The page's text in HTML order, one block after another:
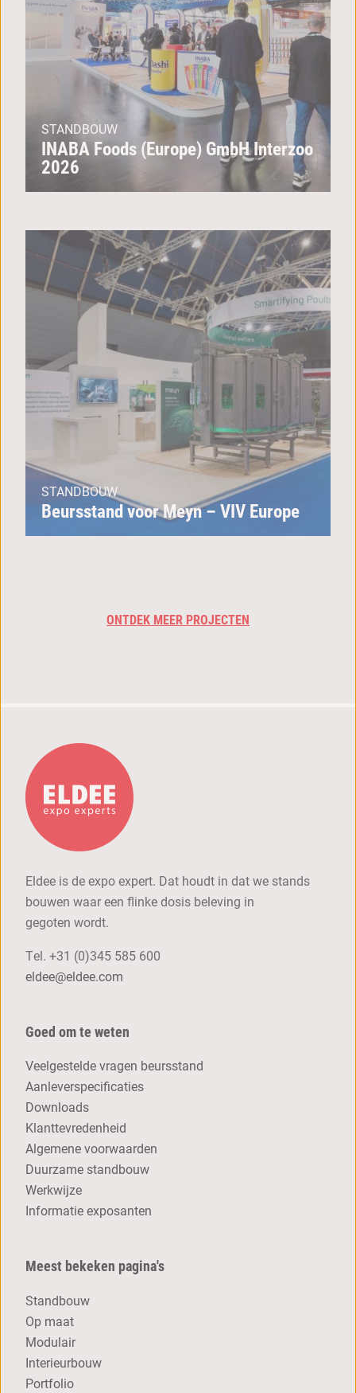
STANDBOUW
INABA Foods (Europe) GmbH Interzoo
2026
STANDBOUW
Beursstand voor Meyn – VIV Europe
ONTDEK MEER PROJECTEN
Eldee is de expo expert. Dat houdt in dat we stands
bouwen waar een flinke dosis beleving in
gegoten wordt.
Tel. +31 (0)345 585 600
eldee@eldee.com
Goed om te weten
Veelgestelde vragen beursstand
Aanleverspecificaties
Downloads
Klanttevredenheid
Algemene voorwaarden
Duurzame standbouw
Werkwijze
Informatie exposanten
Meest bekeken pagina's
Standbouw
Op maat
Modulair
Interieurbouw
Portfolio